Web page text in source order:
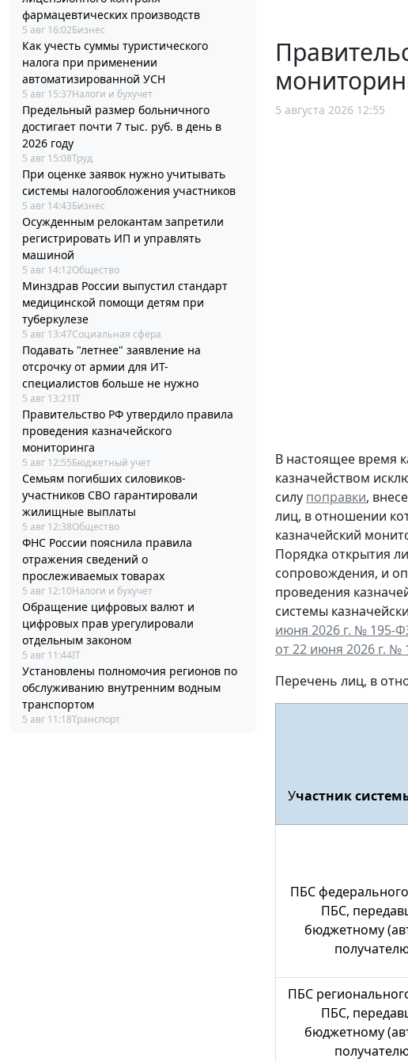
фармацевтических производств
5 авг 16:02Бизнес
Как учесть суммы туристического
налога при применении
автоматизированной УСН
5 авг 15:37Налоги и бухучет
Предельный размер больничного
достигает почти 7 тыс. руб. в день в
2026 году
5 авг 15:08Труд
При оценке заявок нужно учитывать
системы налогообложения участников
5 авг 14:43Бизнес
Осужденным релокантам запретили
регистрировать ИП и управлять
машиной
5 авг 14:12Общество
Минздрав России выпустил стандарт
медицинской помощи детям при
туберкулезе
5 авг 13:47Социальная сфера
Подавать "летнее" заявление на
отсрочку от армии для ИТ-
специалистов больше не нужно
5 авг 13:21IT
Правительство РФ утвердило правила
проведения казначейского
мониторинга
5 авг 12:55Бюджетный учет
Семьям погибших силовиков-
участников СВО гарантировали
жилищные выплаты
5 авг 12:38Общество
ФНС России пояснила правила
отражения сведений о
прослеживаемых товарах
5 авг 12:10Налоги и бухучет
Обращение цифровых валют и
цифровых прав урегулировали
отдельным законом
5 авг 11:44IT
Установлены полномочия регионов по
обслуживанию внутренним водным
транспортом
5 авг 11:18Транспорт
5 августа 2026 12:55
В настоящее время
казначейством
силу поправки,
лиц, в отношении
казначейский
Порядка открытия
сопровождения, и
проведения
системы
июня 2026 г. № 195-
от 22 июня 2026 г. №
Перечень лиц, в
Участник
ПБС
ПБС,
бюджетному
ПБС
ПБС,
бюджетному